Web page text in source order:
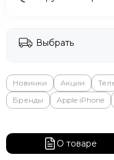
Whoop
ZTE
Выбрать
Новинки Акции
Бренды
Apple iPhone
О товаре